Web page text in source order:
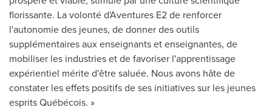
florissante. La volonté d'Aventures E2 de renforcer
l'autonomie des jeunes, de donner des outils
supplémentaires aux enseignants et enseignantes, de
mobiliser les industries et de favoriser l'apprentissage
expérientiel mérite d'être saluée. Nous avons hâte de
constater les effets positifs de ses initiatives sur les jeunes
esprits Québécois. »